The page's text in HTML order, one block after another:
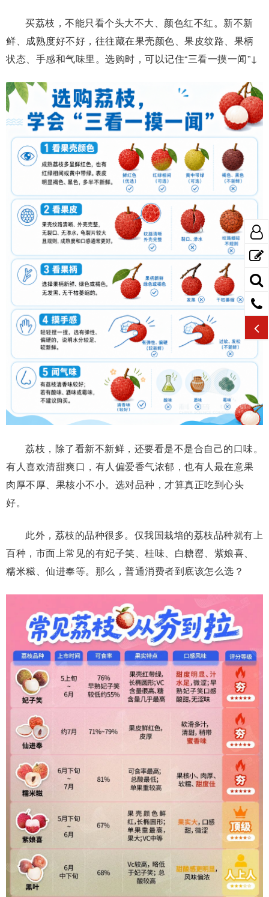
买荔枝，不能只看个头大不大、颜色红不红。新不新
鲜、成熟度好不好，往往藏在果壳颜色、果皮纹路、果柄
状态、手感和气味里。 选购时，可以记住“三看一摸一闻”↓
荔枝，除了看新不新鲜，还要看是不是合自己的口味。
有人喜欢清甜爽口，有人偏爱香气浓郁，也有人最在意果
肉厚不厚、果核小不小。选对品种，才算真正吃到心头
好。
此外，荔枝的品种很多。仅我国栽培的荔枝品种就有上
百种，市面上常见的有妃子笑、桂味、白糖罂、紫娘喜、
糯米糍、仙进奉等。那么，普通消费者到底该怎么选？